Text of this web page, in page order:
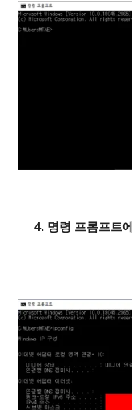
4. 명령 프롬프트